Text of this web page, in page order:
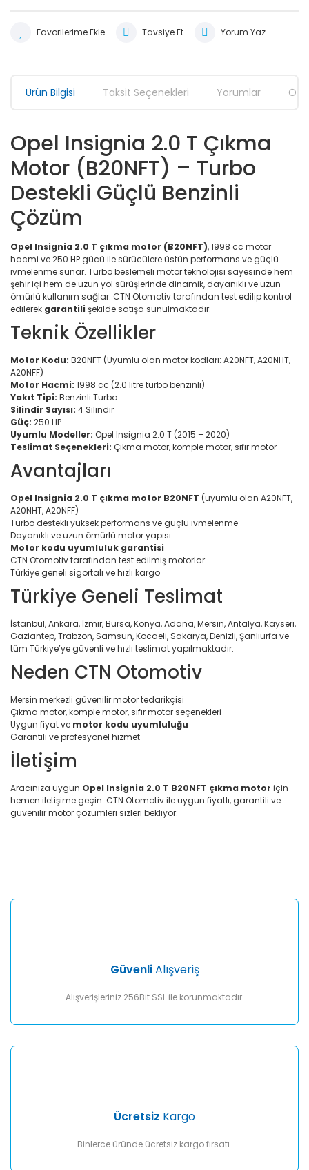
Tavsiye Et Yorum Yaz
Ürün Bilgisi Taksit Seçenekleri Yorumlar
Opel Insignia 2.0 T Çıkma
Motor (B20NFT) – Turbo
Destekli Güçlü Benzinli
Çözüm
Opel Insignia 2.0 T çıkma motor (B20NFT), 1998 cc motor
hacmi ve 250 HP gücü ile sürücülere üstün performans ve güçlü
ivmelenme sunar. Turbo beslemeli motor teknolojisi sayesinde hem
şehir içi hem de uzun yol sürüşlerinde dinamik, dayanıklı ve uzun
ömürlü kullanım sağlar. CTN Otomotiv tarafından test edilip kontrol
edilerek garantili şekilde satışa sunulmaktadır.
Teknik Özellikler
Motor Kodu: B20NFT (Uyumlu olan motor kodları: A20NFT, A20NHT,
A20NFF)
Motor Hacmi: 1998 cc (2.0 litre turbo benzinli)
Yakıt Tipi: Benzinli Turbo
Silindir Sayısı: 4 Silindir
Güç: 250 HP
Uyumlu Modeller: Opel Insignia 2.0 T (2015 – 2020)
Teslimat Seçenekleri: Çıkma motor, komple motor, sıfır motor
Avantajları
Opel Insignia 2.0 T çıkma motor B20NFT (uyumlu olan A20NFT,
A20NHT, A20NFF)
Turbo destekli yüksek performans ve güçlü ivmelenme
Dayanıklı ve uzun ömürlü motor yapısı
Motor kodu uyumluluk garantisi
CTN Otomotiv tarafından test edilmiş motorlar
Türkiye geneli sigortalı ve hızlı kargo
Türkiye Geneli Teslimat
İstanbul, Ankara, İzmir, Bursa, Konya, Adana, Mersin, Antalya, Kayseri,
Gaziantep, Trabzon, Samsun, Kocaeli, Sakarya, Denizli, Şanlıurfa ve
tüm Türkiye’ye güvenli ve hızlı teslimat yapılmaktadır.
Neden CTN Otomotiv
Mersin merkezli güvenilir motor tedarikçisi
Çıkma motor, komple motor, sıfır motor seçenekleri
Uygun fiyat ve motor kodu uyumluluğu
Garantili ve profesyonel hizmet
İletişim
Aracınıza uygun Opel Insignia 2.0 T B20NFT çıkma motor için
hemen iletişime geçin. CTN Otomotiv ile uygun fiyatlı, garantili ve
güvenilir motor çözümleri sizleri bekliyor.
Yorum Yaz
Ürün fiyatı diğer sitelerden daha pahalı.
GüvenliAlışveriş
Alışverişleriniz 256Bit SSL ile korunmaktadır.
Ücretsiz Kargo
Binlerce üründe ücretsiz kargo fırsatı.